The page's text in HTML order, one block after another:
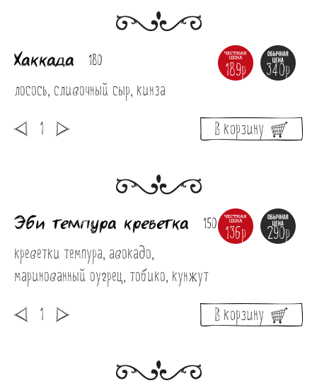
340р
189р
Хаккада 180
лосось, сливочный сыр, кинза
В корзину
290р
136р
Эби темпура креветка 150
креветки темпура, авокадо,
маринованный оугрец, тобико, кунжут
В корзину